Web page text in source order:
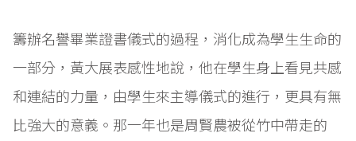
籌辦名譽畢業證書儀式的過程，消化成為學生生命的
一部分，黃大展表感性地說，他在學生身上看見共感
和連結的力量，由學生來主導儀式的進行，更具有無
比強大的意義。那一年也是周賢農被從竹中帶走的